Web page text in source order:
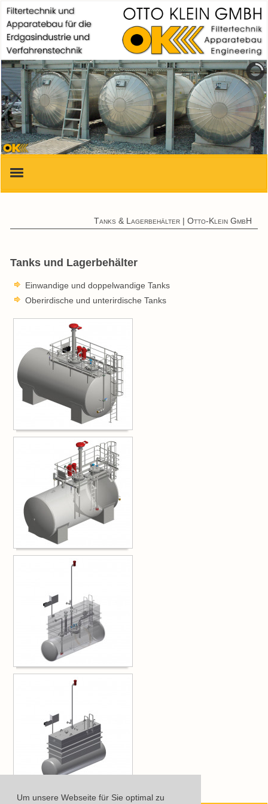
Um unsere Webseite für Sie optimal zu
Produkte & Leistungen
Zertifikate
Kontakt & Anfahrt
Referenzen
Tanks & Lagerbehälter | Otto-Klein GmbH
Tanks und Lagerbehälter
Einwandige und doppelwandige Tanks
Oberirdische und unterirdische Tanks